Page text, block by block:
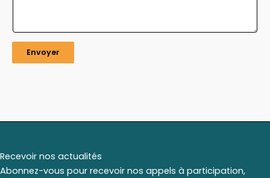
Envoyer
Recevoir nos actualités
Abonnez-vous pour recevoir nos appels à participation,